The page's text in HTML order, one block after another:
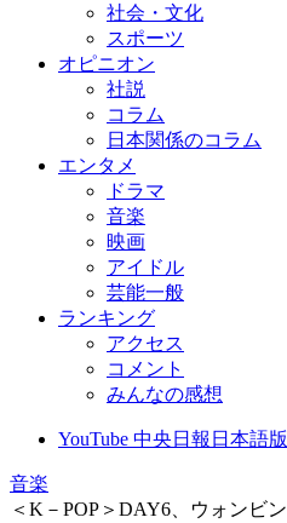
社会・文化
スポーツ
オピニオン
社説
コラム
日本関係のコラム
エンタメ
ドラマ
音楽
映画
アイドル
芸能一般
ランキング
アクセス
コメント
みんなの感想
YouTube 中央日報日本語版
音楽
＜K－POP＞DAY6、ウォンビ